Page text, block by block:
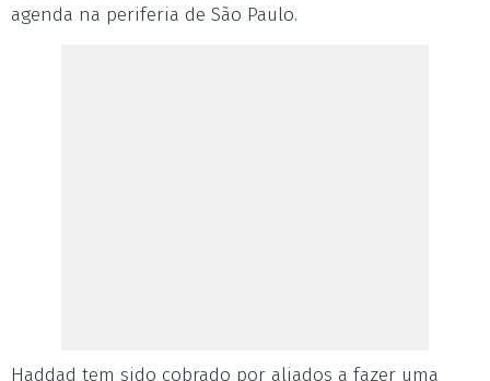
agenda na periferia de São Paulo.
Haddad tem sido cobrado por aliados a fazer uma